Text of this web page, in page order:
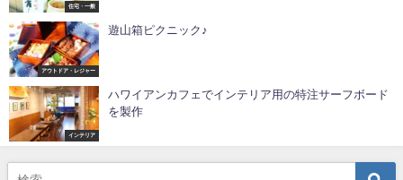
住宅・一般
アウトドア・レジャー
遊山箱ピクニック️♪
インテリア
ハワイアンカフェでインテリア用の特注サーフボード
を製作